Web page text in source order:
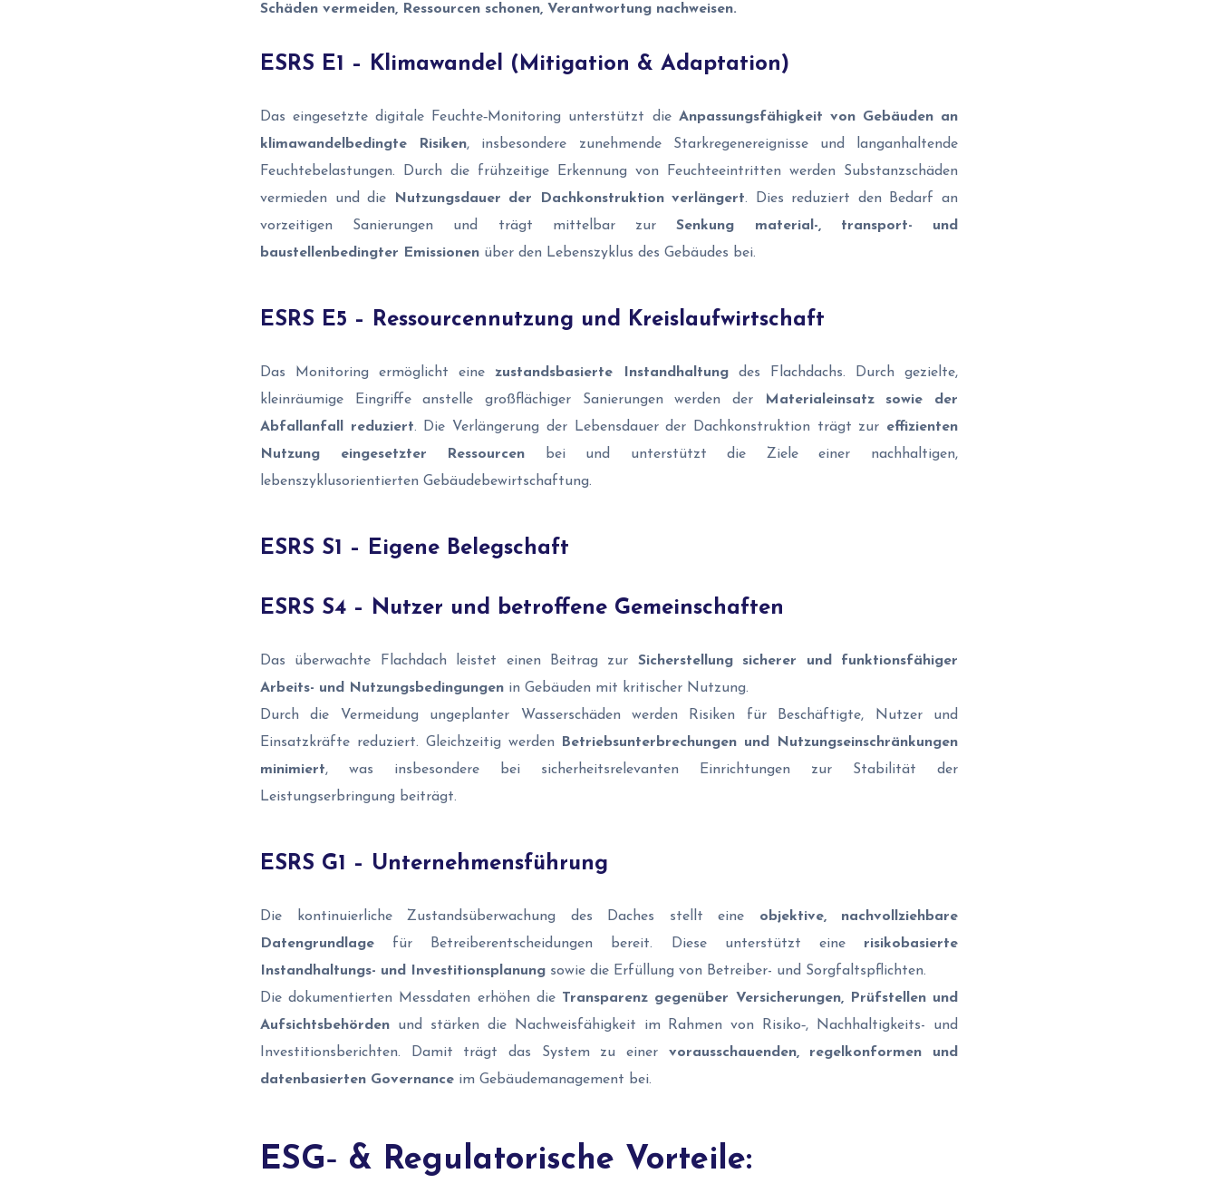
Schäden vermeiden, Ressourcen schonen, Verantwortung nachweisen.
ESRS E1 – Klimawandel (Mitigation & Adaptation)
Das eingesetzte digitale Feuchte‑Monitoring unterstützt die Anpassungsfähigkeit von Gebäuden an
klimawandelbedingte Risiken, insbesondere zunehmende Starkregenereignisse und langanhaltende
Feuchtebelastungen. Durch die frühzeitige Erkennung von Feuchteeintritten werden Substanzschäden
vermieden und die
Nutzungsdauer der Dachkonstruktion verlängert. Dies reduziert den Bedarf an
vorzeitigen Sanierungen und trägt mittelbar zurSenkung material-, transport- und
baustellenbedingter Emissionen über den Lebenszyklus des Gebäudes bei.
ESRS E5 – Ressourcennutzung und Kreislaufwirtschaft
Das Monitoring ermöglicht einezustandsbasierte Instandhaltungdes Flachdachs. Durch gezielte,
kleinräumige Eingriffe anstelle großflächiger Sanierungen werden der
Materialeinsatz sowie der
Abfallanfall reduziert. Die Verlängerung der Lebensdauer der Dachkonstruktion trägt zur effizienten
Nutzung eingesetzter Ressourcen bei und unterstützt die Ziele einer nachhaltigen,
lebenszyklusorientierten Gebäudebewirtschaftung.
ESRS S1 – Eigene Belegschaft
ESRS S4 – Nutzer und betroffene Gemeinschaften
Das überwachte Flachdach leistet einen Beitrag zur Sicherstellung sicherer und funktionsfähiger
Arbeits- und Nutzungsbedingungen in Gebäuden mit kritischer Nutzung.
Durch die Vermeidung ungeplanter Wasserschäden werden Risiken für Beschäftigte, Nutzer und
Einsatzkräfte reduziert. Gleichzeitig werden
Betriebsunterbrechungen und Nutzungseinschränkungen
minimiert, was insbesondere bei sicherheitsrelevanten Einrichtungen zur Stabilität der
Leistungserbringung beiträgt.
ESRS G1 – Unternehmensführung
Die kontinuierliche Zustandsüberwachung des Daches stellt eine objektive, nachvollziehbare
Datengrundlage für Betreiberentscheidungen bereit. Diese unterstützt eine risikobasierte
Instandhaltungs- und Investitionsplanung sowie die Erfüllung von Betreiber- und Sorgfaltspflichten.
Die dokumentierten Messdaten erhöhen die Transparenz gegenüber Versicherungen, Prüfstellen und
Aufsichtsbehörden und stärken die Nachweisfähigkeit im Rahmen von Risiko‑, Nachhaltigkeits- und
Investitionsberichten. Damit trägt das System zu einer vorausschauenden, regelkonformen und
datenbasierten Governance im Gebäudemanagement bei.
ESG‑ & Regulatorische Vorteile: